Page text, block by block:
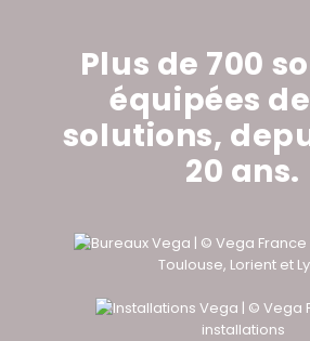
Plus de 700
équipées
solutions,
20 ans.
Toulouse, Lorient et
installations